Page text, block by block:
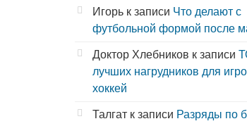
Игорь к записи Что делают с
футбольной формой после
Доктор Хлебников к записи
лучших нагрудников для
хоккей
Талгат к записи Разряды по